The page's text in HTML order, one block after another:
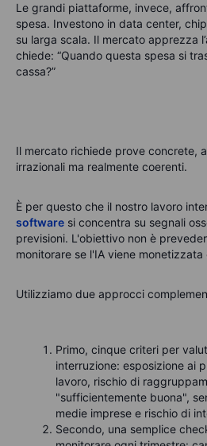
Le grandi piattaforme, invece,
spesa. Investono in data center,
su larga scala. Il mercato apprezza
chiede: “Quando questa spesa si
cassa?”
Il mercato richiede prove concrete,
irrazionali ma realmente coerenti.
È per questo che il nostro lavoro
software si concentra su segnali
previsioni. L'obiettivo non è
monitorare se l'IA viene
Utilizziamo due approcci
Primo, cinque criteri per
interruzione: esposizione ai
lavoro, rischio di
"sufficientemente buona",
medie imprese e rischio di
Secondo, una semplice